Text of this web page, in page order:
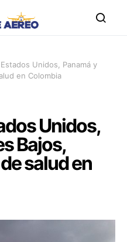
Unidos, Panamá y
en Colombia
Unidos,
Bajos,
salud en